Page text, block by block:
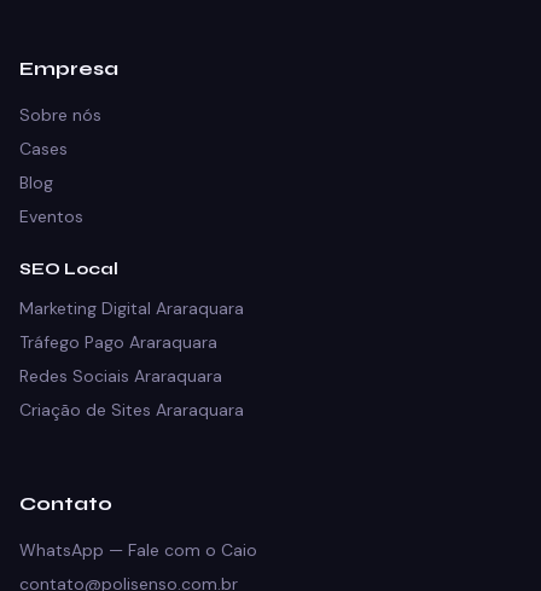
Empresa
Sobre nós
Cases
Blog
Eventos
SEO Local
Marketing Digital Araraquara
Tráfego Pago Araraquara
Redes Sociais Araraquara
Criação de Sites Araraquara
Contato
WhatsApp — Fale com o Caio
contato@polisenso.com.br